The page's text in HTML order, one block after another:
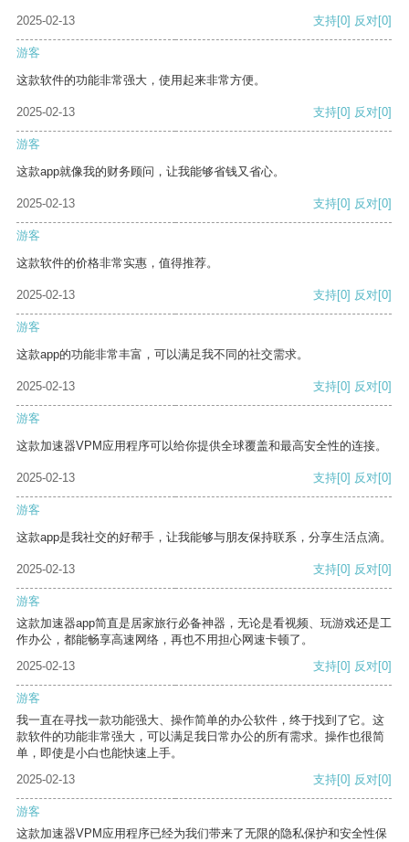
2025-02-13 支持[0] 反对[0]
游客
这款软件的功能非常强大，使用起来非常方便。
2025-02-13 支持[0] 反对[0]
游客
这款app就像我的财务顾问，让我能够省钱又省心。
2025-02-13 支持[0] 反对[0]
游客
这款软件的价格非常实惠，值得推荐。
2025-02-13 支持[0] 反对[0]
游客
这款app的功能非常丰富，可以满足我不同的社交需求。
2025-02-13 支持[0] 反对[0]
游客
这款加速器VPM应用程序可以给你提供全球覆盖和最高安全性的连接。
2025-02-13 支持[0] 反对[0]
游客
这款app是我社交的好帮手，让我能够与朋友保持联系，分享生活点滴。
2025-02-13 支持[0] 反对[0]
游客
这款加速器app简直是居家旅行必备神器，无论是看视频、玩游戏还是工
作办公，都能畅享高速网络，再也不用担心网速卡顿了。
2025-02-13
支持[0] 反对[0]
游客
我一直在寻找一款功能强大、操作简单的办公软件，终于找到了它。这
款软件的功能非常强大，可以满足我日常办公的所有需求。操作也很简
单，即使是小白也能快速上手。
2025-02-13
支持[0] 反对[0]
游客
这款加速器VPM应用程序已经为我们带来了无限的隐私保护和安全性保